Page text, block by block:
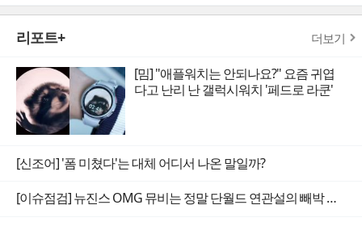
리포트+ 더보기
[밈] "애플워치는 안되나요?" 요즘 귀엽
다고 난리 난 갤럭시워치 '페드로 라쿤'
[신조어] '폼 미쳤다'는 대체 어디서 나온 말일까?
[이슈점검] 뉴진스 OMG 뮤비는 정말 단월드 연관설의 빼박 증거일까